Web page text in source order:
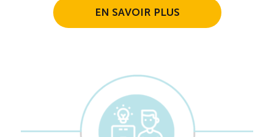
Bassins de main-d’oeuvre diversifiés
Catalogue de formations en ligne
ÉTUDES
EN SAVOIR PLUS